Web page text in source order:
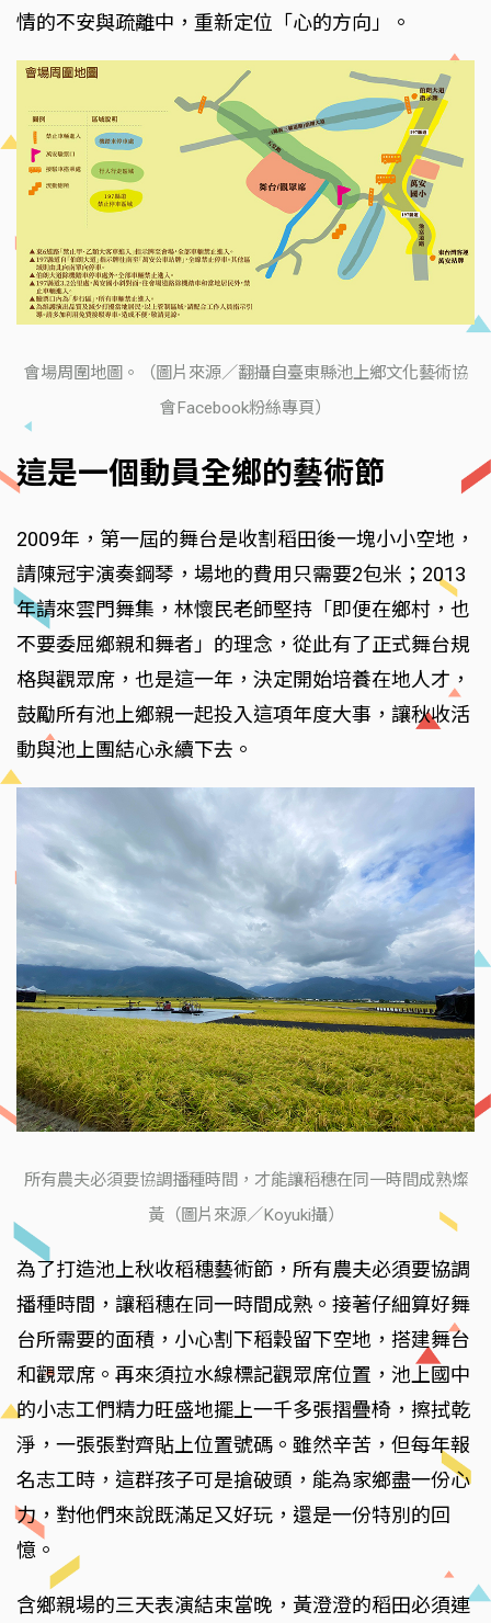
情的不安與疏離中，重新定位「心的方向」。
會場周圍地圖。（圖片來源／翻攝自臺東縣池上鄉文化藝術協
會Facebook粉絲專頁）
這是一個動員全鄉的藝術節
2009年，第一屆的舞台是收割稻田後一塊小小空地，
請陳冠宇演奏鋼琴，場地的費用只需要2包米；2013
年請來雲門舞集，林懷民老師堅持「即便在鄉村，也
不要委屈鄉親和舞者」的理念，從此有了正式舞台規
格與觀眾席，也是這一年，決定開始培養在地人才，
鼓勵所有池上鄉親一起投入這項年度大事，讓秋收活
動與池上團結心永續下去。
所有農夫必須要協調播種時間，才能讓稻穗在同一時間成熟燦
黃（圖片來源／Koyuki攝）
為了打造池上秋收稻穗藝術節，所有農夫必須要協調
播種時間，讓稻穗在同一時間成熟。接著仔細算好舞
台所需要的面積，小心割下稻穀留下空地，搭建舞台
和觀眾席。再來須拉水線標記觀眾席位置，池上國中
的小志工們精力旺盛地擺上一千多張摺疊椅，擦拭乾
淨，一張張對齊貼上位置號碼。雖然辛苦，但每年報
名志工時，這群孩子可是搶破頭，能為家鄉盡一份心
力，對他們來說既滿足又好玩，還是一份特別的回
憶。
含鄉親場的三天表演結束當晚，黃澄澄的稻田必須連